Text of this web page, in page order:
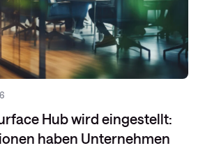
Hub wird eingestellt:
haben Unternehmen